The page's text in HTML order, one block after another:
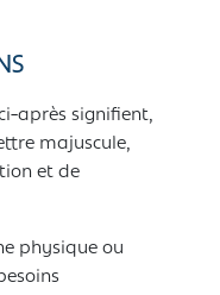
après signifient,
majuscule,
et de
physique ou